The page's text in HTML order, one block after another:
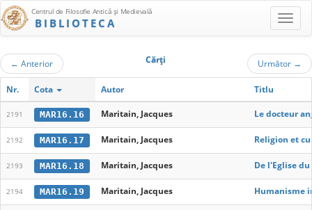
Centrul de Filosofie Antică şi Medievală
BIBLIOTECA
← Anterior Cărţi Următor →
Nr. Cota Autor Titlu
2191 MAR16.16 Maritain, Jacques Le docteur
2192 MAR16.17 Maritain, Jacques Religion et
2193 MAR16.18 Maritain, Jacques De l'Eglise
2194 MAR16.19 Maritain, Jacques Humanisme